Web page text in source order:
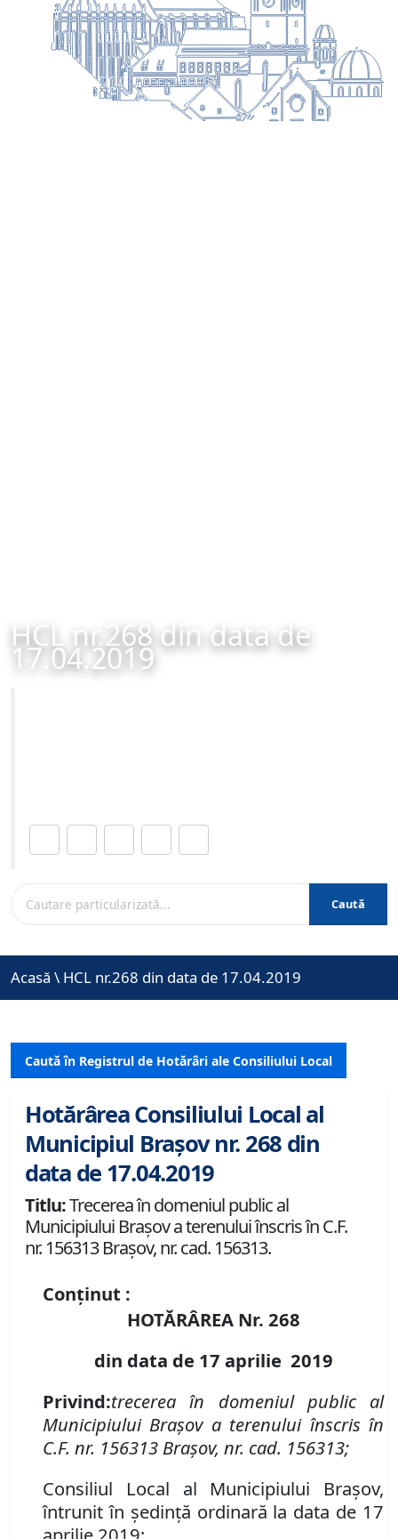
HCL nr.268 din data de
17.04.2019
Caută
Acasă \ HCL nr.268 din data de 17.04.2019
Caută în Registrul de Hotărâri ale Consiliului Local
Hotărârea Consiliului Local al
Municipiul Brașov nr. 268 din
data de 17.04.2019
Titlu:Trecerea în domeniul public al
Municipiului Braşov a terenului înscris în C.F.
nr. 156313 Braşov, nr. cad. 156313.
Conținut :
HOTĂRÂREA Nr. 268
din data de 17 aprilie 2019
Privind:trecerea în domeniul public al
Municipiului Braşov a terenului înscris în
C.F. nr. 156313 Braşov, nr. cad. 156313;
Consiliul Local al Municipiului Braşov,
întrunit în şedinţă ordinară la data de 17